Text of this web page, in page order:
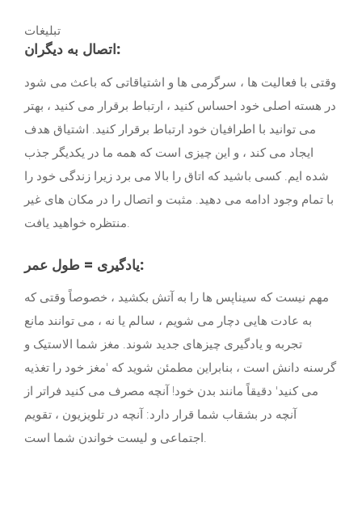
تبلیغات
اتصال به دیگران:
وقتی با فعالیت ها ، سرگرمی ها و اشتیاقاتی که باعث می شود
در هسته اصلی خود احساس کنید ، ارتباط برقرار می کنید ، بهتر
می توانید با اطرافیان خود ارتباط برقرار کنید. اشتیاق هدف
ایجاد می کند ، و این چیزی است که همه ما در یکدیگر جذب
شده ایم. کسی باشید که اتاق را بالا می برد زیرا زندگی خود را
با تمام وجود ادامه می دهید. مثبت و اتصال را در مکان های غیر
یادگیری = طول عمر:
مهم نیست که سیناپس ها را به آتش بکشید ، خصوصاً وقتی که
به عادت هایی دچار می شویم ، سالم یا نه ، می توانند مانع
تجربه و یادگیری چیزهای جدید شوند. مغز شما الاستیک و
گرسنه دانش است ، بنابراین مطمئن شوید که 'مغز خود را تغذیه
می کنید' دقیقاً مانند بدن خود! آنچه مصرف می کنید فراتر از
آنچه در بشقاب شما قرار دارد: آنچه در تلویزیون ، تقویم
اجتماعی و لیست خواندن شما است.